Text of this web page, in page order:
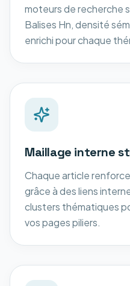
moteurs de recherche
Balises Hn, densité
enrichi pour chaque
Maillage interne
Chaque article
grâce à des liens
clusters thématiques
vos pages piliers.